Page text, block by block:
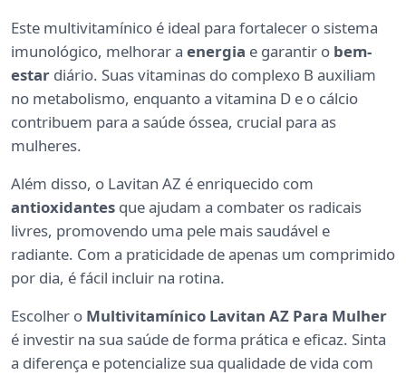
Este multivitamínico é ideal para fortalecer o sistema
imunológico, melhorar a energia e garantir o bem-
estar diário. Suas vitaminas do complexo B auxiliam
no metabolismo, enquanto a vitamina D e o cálcio
contribuem para a saúde óssea, crucial para as
mulheres.
Além disso, o Lavitan AZ é enriquecido com
antioxidantes que ajudam a combater os radicais
livres, promovendo uma pele mais saudável e
radiante. Com a praticidade de apenas um comprimido
por dia, é fácil incluir na rotina.
Escolher o Multivitamínico Lavitan AZ Para Mulher
é investir na sua saúde de forma prática e eficaz. Sinta
a diferença e potencialize sua qualidade de vida com